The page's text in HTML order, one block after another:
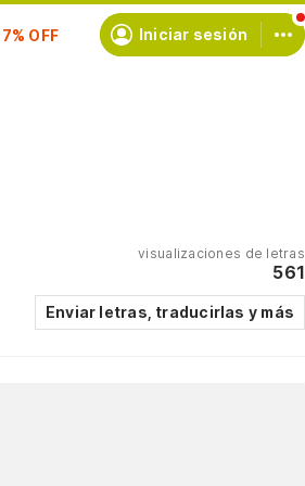
Iniciar sesión
visualizaciones de letras
561
Enviar letras, traducirlas y más